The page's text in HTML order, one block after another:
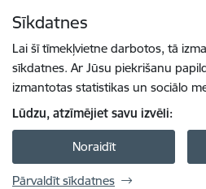
Sīkdatnes
Lai šī tīmekļvietne darbotos, tā
sīkdatnes. Ar Jūsu piekrišanu
izmantotas statistikas un sociālo
Lūdzu, atzīmējiet savu izvēli:
Noraidīt
Pārvaldīt sīkdatnes